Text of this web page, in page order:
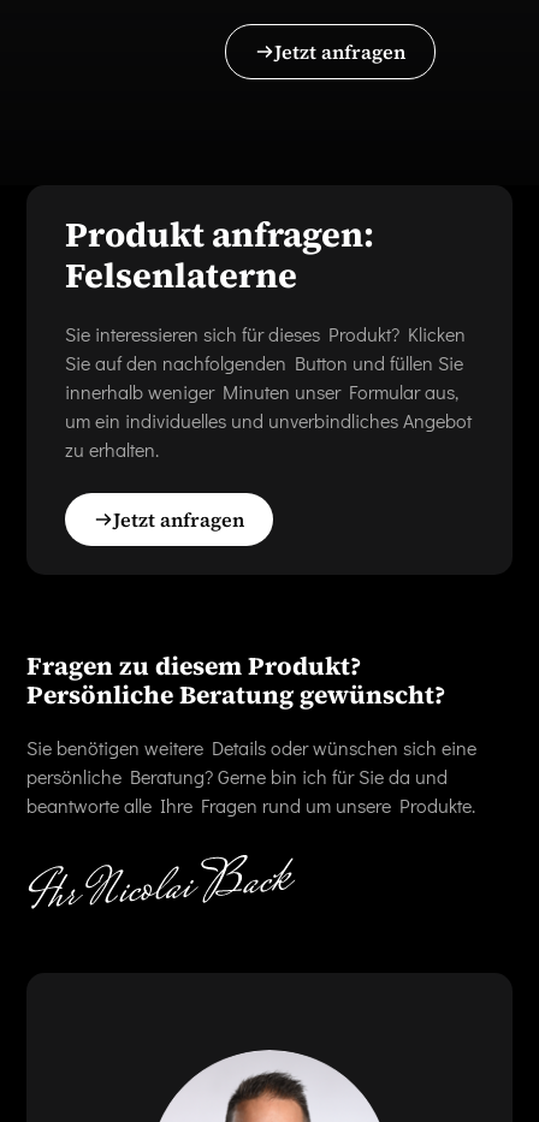
Jetzt anfragen
Produkt anfragen:
Felsenlaterne
Sie interessieren sich für dieses Produkt? Klicken
Sie auf den nachfolgenden Button und füllen Sie
innerhalb weniger Minuten unser Formular aus,
um ein individuelles und unverbindliches Angebot
zu erhalten.
Jetzt anfragen
Fragen zu diesem Produkt?
Persönliche Beratung gewünscht?
Sie benötigen weitere Details oder wünschen sich eine
persönliche Beratung? Gerne bin ich für Sie da und
beantworte alle Ihre Fragen rund um unsere Produkte.